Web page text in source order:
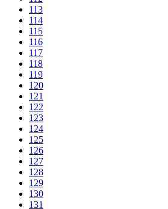
113
114
115
116
117
118
119
120
121
122
123
124
125
126
127
128
129
130
131